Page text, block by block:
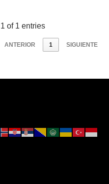
of 1 entries
ANTERIOR 1 SIGUIENTE